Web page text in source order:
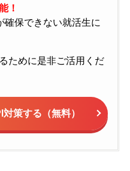
！
確保できない就活生に
ために是非ご活用くだ
策する（無料）